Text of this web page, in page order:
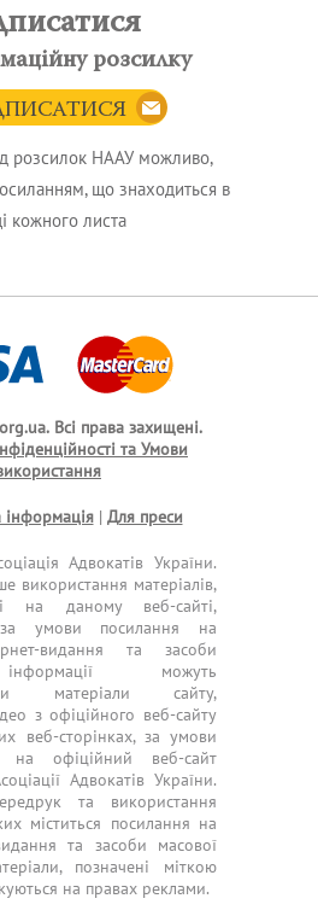
розсилку
розсилок НААУ можливо,
що знаходиться в
кожного листа
Всі права захищені.
та Умови
інформація| Для преси
Адвокатів України.
використання матеріалів,
на даному веб-сайті,
за умови посилання на
видання та засоби
можуть
матеріали сайту,
з офіційного веб-сайту
веб-сторінках, за умови
на офіційний веб-сайт
Адвокатів України.
та використання
міститься посилання на
та засоби масової
позначені міткою
на правах реклами.